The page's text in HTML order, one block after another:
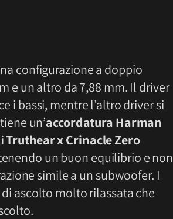
configurazione a doppio
e un altro da 7,88 mm. Il driver
i bassi, mentre l’altro driver si
un’accordatura Harman
Truthear x Crinacle Zero
un buon equilibrio e non
simile a un subwoofer. I
ascolto molto rilassata che